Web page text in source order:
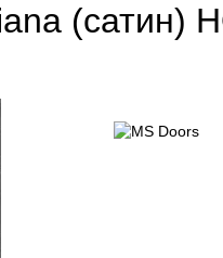
(сатин)